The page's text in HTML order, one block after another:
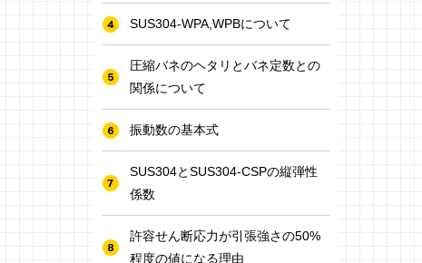
SUS304-WPA,WPBについて
圧縮バネのヘタリとバネ定数との
関係について
振動数の基本式
SUS304とSUS304-CSPの縦弾性
係数
許容せん断応力が引張強さの50%
程度の値になる理由